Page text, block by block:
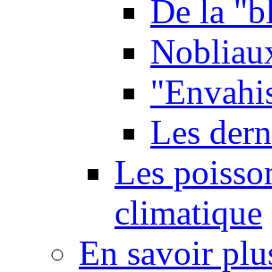
De la
Les
Les
climatique
En savoir